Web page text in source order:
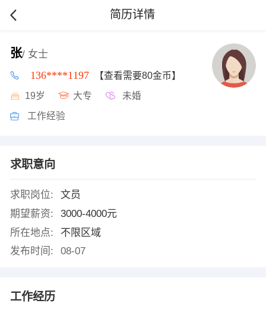
简历详情
张/ 女士
136****1197 【查看需要80金币】
19岁 大专 未婚
工作经验
求职意向
求职岗位:
文员
期望薪资:
3000-4000元
所在地点:
不限区域
发布时间:
08-07
工作经历